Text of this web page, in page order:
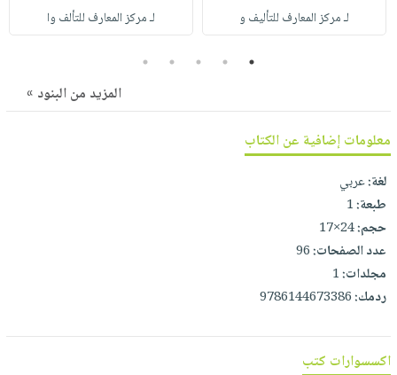
صابون
أطفال
فيديوهات
أسئلة
خدمات
نيل
انشر
كتابك
تواصل
معنا
عربة
الإصدارات
لـ مركز المعارف للتأليف و
لـ مركز المعارف للتألف وا
1
2
3
4
5
المزيد من البنود »
معلومات إضافية عن الكتاب
لغة:عربي
طبعة:1
حجم:24×17
عدد الصفحات:96
مجلدات:1
ردمك:9786144673386
اكسسوارات كتب